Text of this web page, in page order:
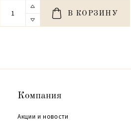
В КОРЗИНУ
Компания
Акции и новости